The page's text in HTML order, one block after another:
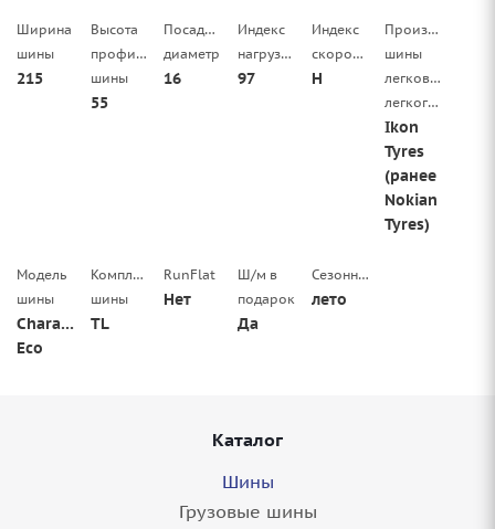
Ширина
шины
215
Высота
профиля
шины
55
Посадочный
диаметр
16
Индекс
нагрузки
97
Индекс
скорости
H
Производитель
шины
легковой/
легкогрузовой
Ikon
Tyres
(ранее
Nokian
Tyres)
Модель
шины
Character
Eco
Комплектация
шины
TL
RunFlat
Нет
Ш/м в
подарок
Да
Сезонность
лето
Каталог
Шины
Грузовые шины